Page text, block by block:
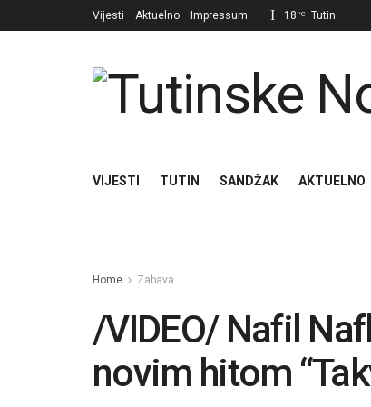
Vijesti Aktuelno Impressum 18 °C Tutin
VIJESTI TUTIN SANDŽAK AKTUELNO
Home Zabava
/VIDEO/ Nafil
novim hitom